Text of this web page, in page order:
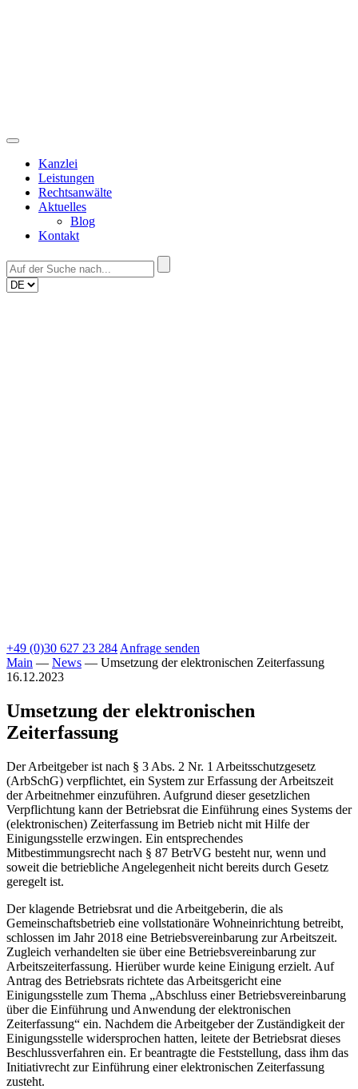
Kanzlei
Leistungen
Rechtsanwälte
Aktuelles
Blog
Kontakt
+49 (0)30 627 23 284 Anfrage senden
Main — News — Umsetzung der elektronischen Zeiterfassung
16.12.2023
Umsetzung der elektronischen
Zeiterfassung
Der Arbeitgeber ist nach § 3 Abs. 2 Nr. 1 Arbeitsschutzgesetz
(ArbSchG) verpflichtet, ein System zur Erfassung der Arbeitszeit
der Arbeitnehmer einzuführen. Aufgrund dieser gesetzlichen
Verpflichtung kann der Betriebsrat die Einführung eines Systems der
(elektronischen) Zeiterfassung im Betrieb nicht mit Hilfe der
Einigungsstelle erzwingen. Ein entsprechendes
Mitbestimmungsrecht nach § 87 BetrVG besteht nur, wenn und
soweit die betriebliche Angelegenheit nicht bereits durch Gesetz
geregelt ist.
Der klagende Betriebsrat und die Arbeitgeberin, die als
Gemeinschaftsbetrieb eine vollstationäre Wohneinrichtung betreibt,
schlossen im Jahr 2018 eine Betriebsvereinbarung zur Arbeitszeit.
Zugleich verhandelten sie über eine Betriebsvereinbarung zur
Arbeitszeiterfassung. Hierüber wurde keine Einigung erzielt. Auf
Antrag des Betriebsrats richtete das Arbeitsgericht eine
Einigungsstelle zum Thema „Abschluss einer Betriebsvereinbarung
über die Einführung und Anwendung der elektronischen
Zeiterfassung“ ein. Nachdem die Arbeitgeber der Zuständigkeit der
Einigungsstelle widersprochen hatten, leitete der Betriebsrat dieses
Beschlussverfahren ein. Er beantragte die Feststellung, dass ihm das
Initiativrecht zur Einführung einer elektronischen Zeiterfassung
zusteht.